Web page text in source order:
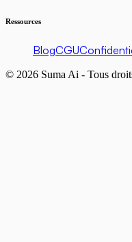
Ressources
BlogCGU
© 2026 Suma Ai - Tous